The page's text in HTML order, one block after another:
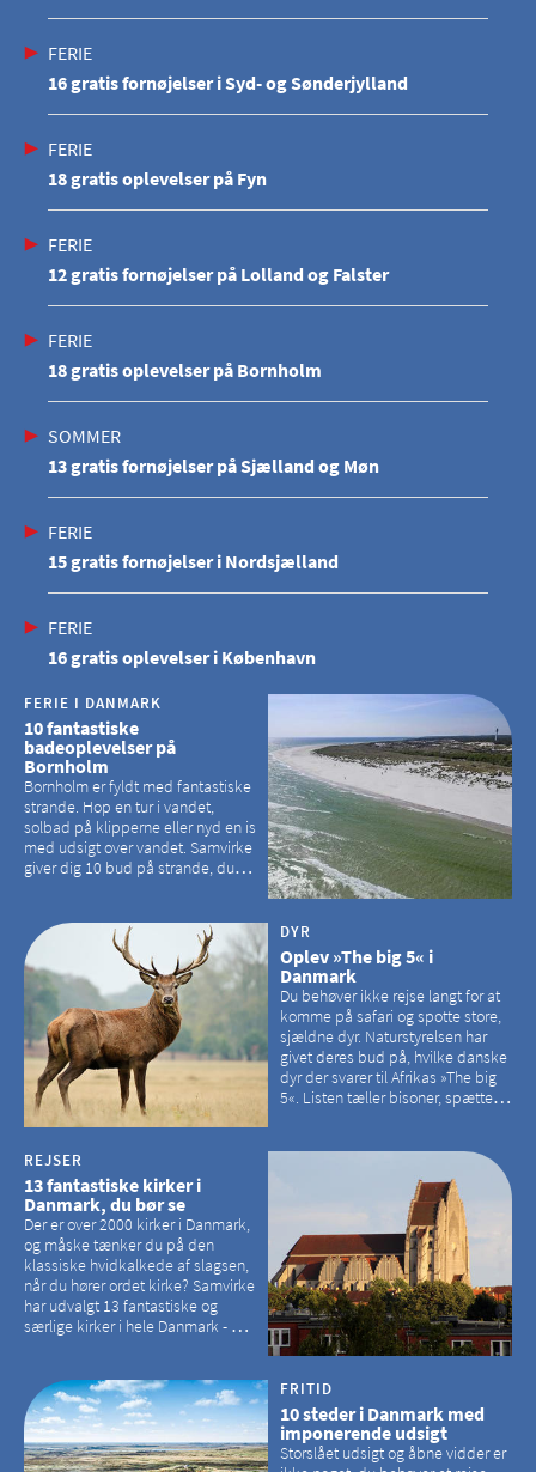
FERIE
16 gratis fornøjelser i Syd- og Sønderjylland
FERIE
18 gratis oplevelser på Fyn
FERIE
12 gratis fornøjelser på Lolland og Falster
FERIE
18 gratis oplevelser på Bornholm
SOMMER
13 gratis fornøjelser på Sjælland og Møn
FERIE
15 gratis fornøjelser i Nordsjælland
FERIE
16 gratis oplevelser i København
FERIE I DANMARK
10 fantastiske
badeoplevelser på
Bornholm
Bornholm er fyldt med fantastiske
strande. Hop en tur i vandet,
solbad på klipperne eller nyd en is
med udsigt over vandet. Samvirke
giver dig 10 bud på strande, du
DYR
Oplev »The big 5« i
Danmark
Du behøver ikke rejse langt for at
komme på safari og spotte store,
sjældne dyr. Naturstyrelsen har
givet deres bud på, hvilke danske
dyr der svarer til Afrikas »The big
5«. Listen tæller bisoner, spættede
REJSER
13 fantastiske kirker i
Danmark, du bør se
Der er over 2000 kirker i Danmark,
og måske tænker du på den
klassiske hvidkalkede af slagsen,
når du hører ordet kirke? Samvirke
har udvalgt 13 fantastiske og
særlige kirker i hele Danmark - og
hvilke kirker, der er en omvej værd
FRITID
10 steder i Danmark med
imponerende udsigt
Storslået udsigt og åbne vidder er